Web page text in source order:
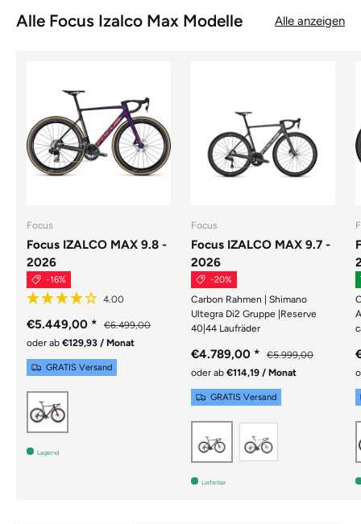
Alle Focus Izalco Max Modelle Alle anzeigen
Focus
Focus IZALCO MAX 9.8 -
2026
-16%
€5.449,00 *
€6.499,00
oder ab €129,93 / Monat
GRATIS Versand
Lagernd
Focus
Focus IZALCO MAX 9.7 -
2026
-20%
Carbon Rahmen | Shimano
Ultegra Di2 Gruppe |Reserve
40|44 Laufräder
€4.789,00 *
€5.999,00
oder ab €114,19 / Monat
GRATIS Versand
Schwarz
Lieferbar